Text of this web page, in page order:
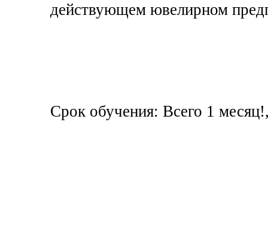
действующем ювелирном
Срок обучения: Всего 1